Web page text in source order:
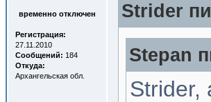
временно отключен
Регистрация:
27.11.2010
Сообщений: 184
Откуда:
Архангельская обл.
Strider
Stepan
Strider,